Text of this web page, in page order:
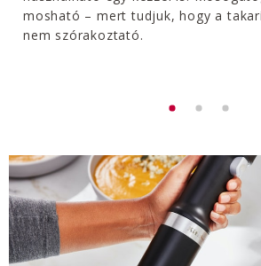
mosható – mert tudjuk, hogy a
nem szórakoztató.